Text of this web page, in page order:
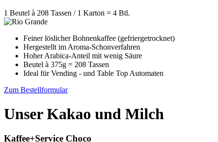
1 Beutel à 208 Tassen / 1 Karton = 4 Btl.
Feiner löslicher Bohnenkaffee (gefriergetrocknet)
Hergestellt im Aroma-Schonverfahren
Hoher Arabica-Anteil mit wenig Säure
Beutel à 375g = 208 Tassen
Ideal für Vending - und Table Top Automaten
Zum Bestellformular
Unser Kakao und Milch
Kaffee+Service Choco